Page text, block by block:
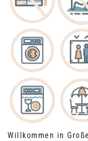
Willkommen in